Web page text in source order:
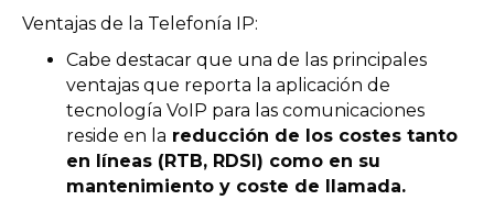
Ventajas de la Telefonía IP:
Cabe destacar que una de las principales
ventajas que reporta la aplicación de
tecnología VoIP para las comunicaciones
reside en la reducción de los costes tanto
en líneas (RTB, RDSI) como en su
mantenimiento y coste de llamada.